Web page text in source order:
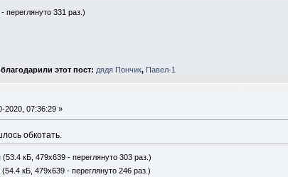
переглянуто 331 раз.)
этот пост: дядя Пончик, Павел-1
2020, 07:36:29 »
обкотать.
(53.4 кБ, 479x639 - переглянуто 303 раз.)
(54.4 кБ, 479x639 - переглянуто 246 раз.)